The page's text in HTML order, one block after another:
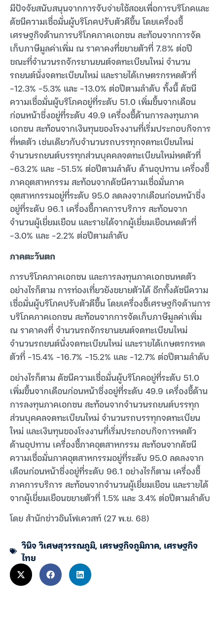
มีปัจจัยสนับสนุนจากการจับจ่ายใช้สอยเพื่อการบริโภคและ
ดัชนีความเชื่อมั่นผู้บริโภคปรับตัวดีขึ้น โดยเครื่องชี้
เศรษฐกิจด้านการบริโภคภาคเอกชน สะท้อนจากการจัด
เก็บภาษีมูลค่าเพิ่ม ณ ราคาคงที่ขยายตัวที่ 7.8% ต่อปี
ขณะที่จำนวนรถจักรยานยนต์จดทะเบียนใหม่ จำนวน
รถยนต์นั่งจดทะเบียนใหม่ และรายได้เกษตรกรหดตัวที่
-12.3% -5.3% และ -13.0% ต่อปีตามลำดับ ทั้งนี้ ดัชนี
ความเชื่อมั่นผู้บริโภคอยู่ที่ระดับ 51.0 เพิ่มขึ้นจากเดือน
ก่อนหน้าซึ่งอยู่ที่ระดับ 49.9 เครื่องชี้ด้านการลงทุนภาค
เอกชน สะท้อนจากเงินทุนของโรงงานที่เริ่มประกอบกิจการ
ที่หดตัว เช่นเดียวกับจำนวนรถบรรทุกจดทะเบียนใหม่
จำนวนรถยนต์บรรทุกส่วนบุคคลจดทะเบียนใหม่หดตัวที่
-63.2% และ -51.5% ต่อปีตามลำดับ ด้านอุปทาน เครื่องชี้
ภาคอุตสาหกรรม สะท้อนจากดัชนีความเชื่อมั่นภาค
อุตสาหกรรมอยู่ที่ระดับ 95.0 ลดลงจากเดือนก่อนหน้าซึ่ง
อยู่ที่ระดับ 96.1 เครื่องชี้ภาคการบริการ สะท้อนจาก
จำนวนผู้เยี่ยมเยือน และรายได้จากผู้เยี่ยมเยือนหดตัวที่
-3.0% และ -2.2% ต่อปีตามลำดับ
ภาคตะวันตก
การบริโภคภาคเอกชน และการลงทุนภาคเอกชนหดตัว
อย่างไรก็ตาม การท่องเที่ยวยังขยายตัวได้ อีกทั้งดัชนีความ
เชื่อมั่นผู้บริโภคปรับตัวดีขึ้น โดยเครื่องชี้เศรษฐกิจด้านการ
บริโภคภาคเอกชน สะท้อนจากการจัดเก็บภาษีมูลค่าเพิ่ม
ณ ราคาคงที่ จำนวนรถจักรยานยนต์จดทะเบียนใหม่
จำนวนรถยนต์นั่งจดทะเบียนใหม่ และรายได้เกษตรกรหด
ตัวที่ -15.4% -16.7% -15.2% และ -12.7% ต่อปีตามลำดับ
อย่างไรก็ตาม ดัชนีความเชื่อมั่นผู้บริโภคอยู่ที่ระดับ 51.0
เพิ่มขึ้นจากเดือนก่อนหน้าซึ่งอยู่ที่ระดับ 49.9 เครื่องชี้ด้าน
การลงทุนภาคเอกชน สะท้อนจากจำนวนรถยนต์บรรทุก
ส่วนบุคคลจดทะเบียนใหม่ จำนวนรถบรรทุกจดทะเบียน
ใหม่ และเงินทุนของโรงงานที่เริ่มประกอบกิจการหดตัว
ด้านอุปทาน เครื่องชี้ภาคอุตสาหกรรม สะท้อนจากดัชนี
ความเชื่อมั่นภาคอุตสาหกรรมอยู่ที่ระดับ 95.0 ลดลงจาก
เดือนก่อนหน้าซึ่งอยู่ที่ระดับ 96.1 อย่างไรก็ตาม เครื่องชี้
ภาคการบริการ สะท้อนจากจำนวนผู้เยี่ยมเยือน และรายได้
จากผู้เยี่ยมเยือนขยายตัวที่ 1.5% และ 3.4% ต่อปีตามลำดับ
โดย สำนักข่าวอินโฟเควสท์ (27 พ.ย. 68)
วินิจ วิเศษสุวรรณภูมิ, เศรษฐกิจภูมิภาค, เศรษฐกิจ
ไทย